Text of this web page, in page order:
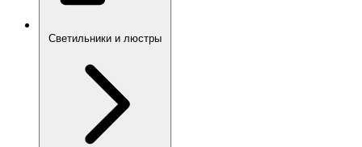
Светильники и люстры